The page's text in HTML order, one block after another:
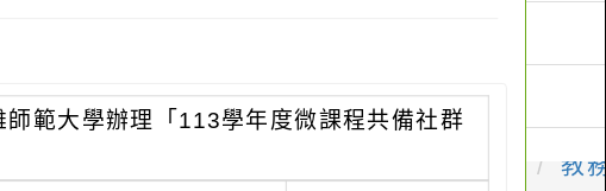
範大學辦理「113學年度微課程共備社群